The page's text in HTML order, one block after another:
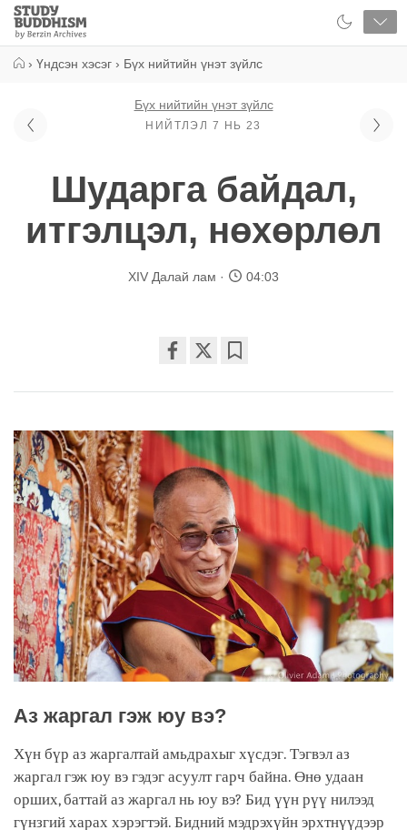
Close
Study
Buddhism
› Үндсэн хэсэг › Бүх нийтийн үнэт зүйлс
Бүх нийтийн үнэт зүйлс
НИЙТЛЭЛ 7 НЬ 23
Шударга байдал,
итгэлцэл, нөхөрлөл
XIV Далай лам 04:03
on
Аз жаргал гэж юу вэ?
Хүн бүр аз жаргалтай амьдрахыг хүсдэг. Тэгвэл аз
жаргал гэж юу вэ гэдэг асуулт гарч байна. Өнө удаан
орших, баттай аз жаргал нь юу вэ? Бид үүн рүү нилээд
гүнзгий харах хэрэгтэй. Бидний мэдрэхүйн эрхтнүүдээр